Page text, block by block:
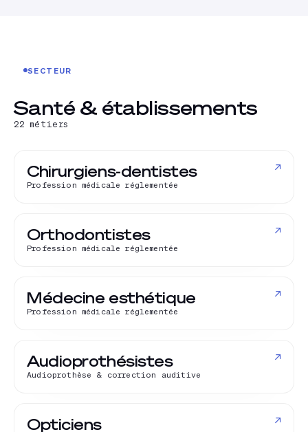
SECTEUR
Santé & établissements
22 métiers
Chirurgiens-dentistes
Profession médicale réglementée
↗
Orthodontistes
Profession médicale réglementée
↗
Médecine esthétique
Profession médicale réglementée
↗
Audioprothésistes
Audioprothèse & correction auditive
↗
Opticiens ↗